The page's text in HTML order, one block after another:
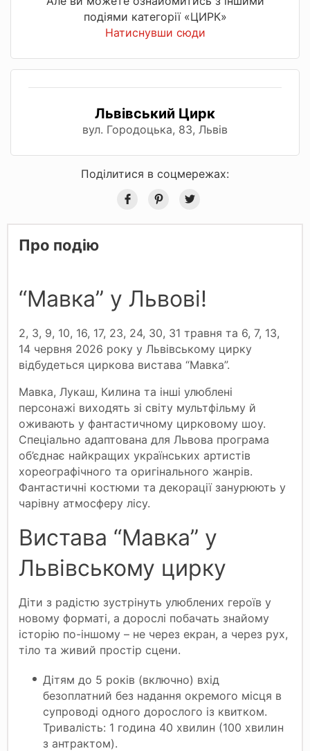
подіями категорії «ЦИРК»
Натиснувши сюди
Львівський Цирк
вул. Городоцька, 83, Львів
Поділитися в соцмережах:
Про подію
“Мавка” у Львові!
2, 3, 9, 10, 16, 17, 23, 24, 30, 31 травня та 6, 7, 13,
14 червня 2026 року у Львівському цирку
відбудеться циркова вистава “Мавка”.
Мавка, Лукаш, Килина та інші улюблені
персонажі виходять зі світу мультфільму й
оживають у фантастичному цирковому шоу.
Спеціально адаптована для Львова програма
об’єднає найкращих українських артистів
хореографічного та оригінального жанрів.
Фантастичні костюми та декорації занурюють у
чарівну атмосферу лісу.
Вистава “Мавка” у
Львівському цирку
Діти з радістю зустрінуть улюблених героїв у
новому форматі, а дорослі побачать знайому
історію по-іншому – не через екран, а через рух,
тіло та живий простір сцени.
Дітям до 5 років (включно) вхід
безоплатний без надання окремого місця в
супроводі одного дорослого із квитком.
Тривалість: 1 година 40 хвилин (100 хвилин
з антрактом).